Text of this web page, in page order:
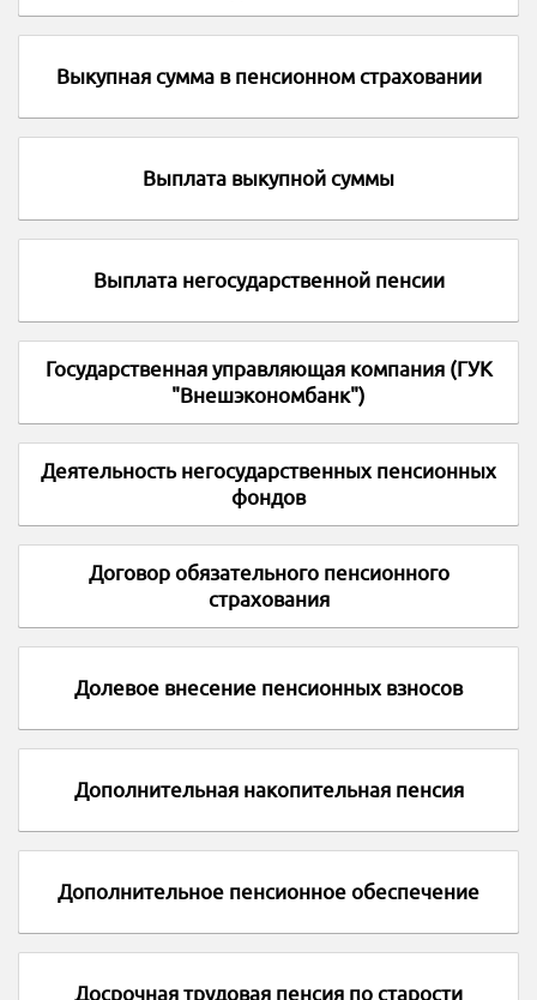
Выкупная сумма в пенсионном страховании
Выплата выкупной суммы
Выплата негосударственной пенсии
Государственная управляющая компания (ГУК
"Внешэкономбанк")
Деятельность негосударственных пенсионных
фондов
Договор обязательного пенсионного
страхования
Долевое внесение пенсионных взносов
Дополнительная накопительная пенсия
Дополнительное пенсионное обеспечение
Досрочная трудовая пенсия по старости